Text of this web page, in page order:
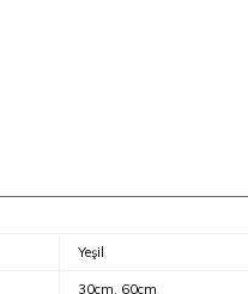
Yeşil
30cm, 60cm